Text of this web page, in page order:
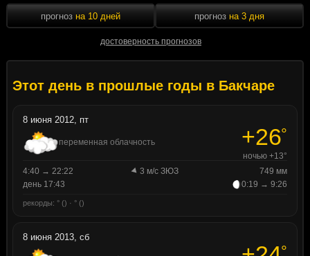
прогноз на 10 дней
достоверность прогнозов
прогноз на 3 дня
Этот день в прошлые годы в Бакчаре
8 июня 2012, пт
переменная облачность +26°
ночью +13°
4:40 → 22:22
3 м/с ЗЮЗ
749 мм
день 17:43
0:19 → 9:26
рекорды: ° () · ° ()
8 июня 2013, сб
°